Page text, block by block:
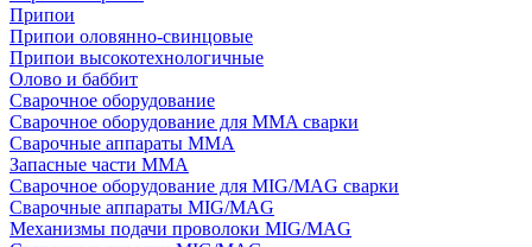
Припои
Припои оловянно-свинцовые
Припои высокотехнологичные
Олово и баббит
Сварочное оборудование
Сварочное оборудование для MMA сварки
Сварочные аппараты MMA
Запасные части MMA
Сварочное оборудование для MIG/MAG сварки
Сварочные аппараты MIG/MAG
Механизмы подачи проволоки MIG/MAG